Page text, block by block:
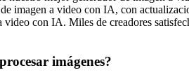
imagen a video con IA, con
con IA. Miles de creadores
imágenes?